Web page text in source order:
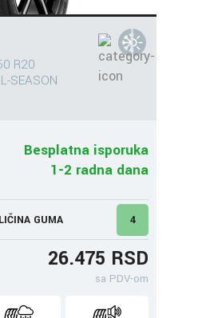
R20
SEASON
Besplatna isporuka
1-2 radna dana
GUMA 4
26.475 RSD
sa PDV-om